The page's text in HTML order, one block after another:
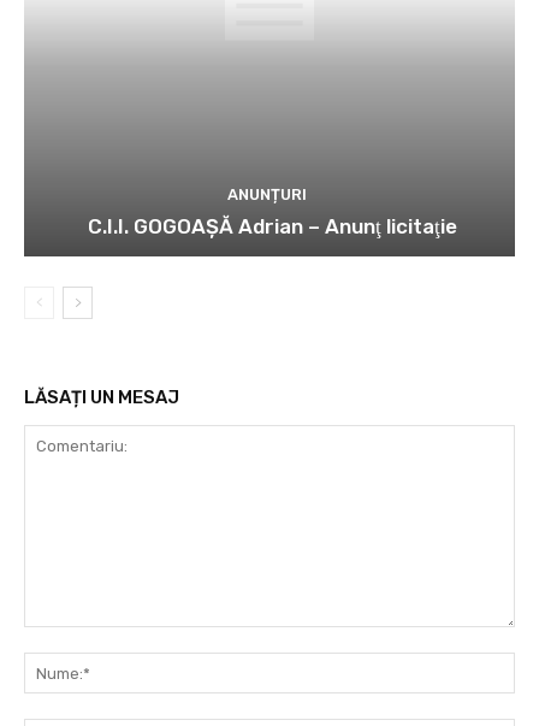
ANUNȚURI
C.I.I. GOGOAŞĂ Adrian – Anunţ licitaţie
LĂSAȚI UN MESAJ